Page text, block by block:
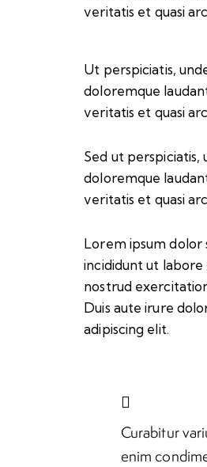
veritatis et quasi
Ut perspiciatis,
doloremque
veritatis et quasi
Sed ut
doloremque
veritatis et quasi
Lorem ipsum dolor
incididunt ut labore
nostrud
Duis aute irure
adipiscing elit.
Curabitur
enim